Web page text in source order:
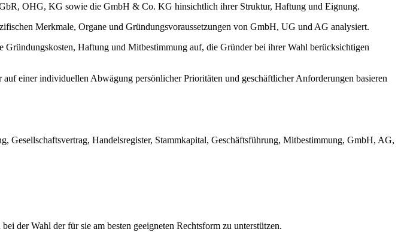
OHG, KG sowie die GmbH & Co. KG hinsichtlich ihrer Struktur, Haftung und Eignung.
Merkmale, Organe und Gründungsvoraussetzungen von GmbH, UG und AG analysiert.
Haftung und Mitbestimmung auf, die Gründer bei ihrer Wahl berücksichtigen
einer individuellen Abwägung persönlicher Prioritäten und geschäftlicher Anforderungen basieren
Gesellschaftsvertrag, Handelsregister, Stammkapital, Geschäftsführung, Mitbestimmung, GmbH, AG,
der Wahl der für sie am besten geeigneten Rechtsform zu unterstützen.